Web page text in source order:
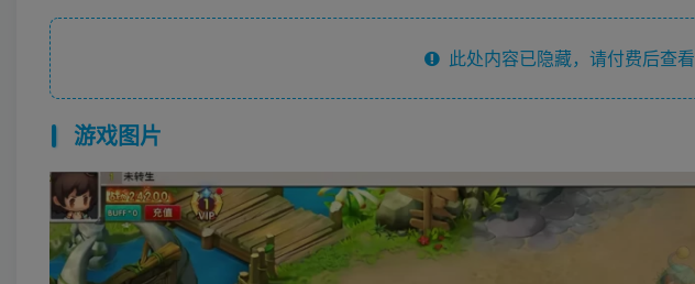
此处内容已隐藏，请付费后查看
游戏图片